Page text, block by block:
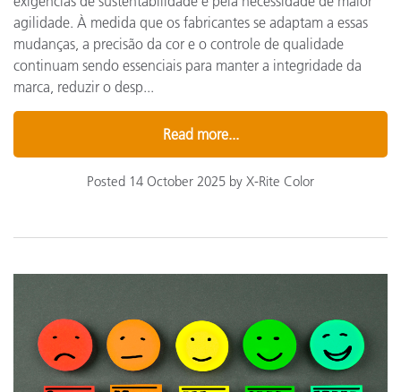
agilidade. À medida que os fabricantes se adaptam a essas
mudanças, a precisão da cor e o controle de qualidade
continuam sendo essenciais para manter a integridade da
marca, reduzir o desp...
Read more...
Posted 14 October 2025 by X-Rite Color